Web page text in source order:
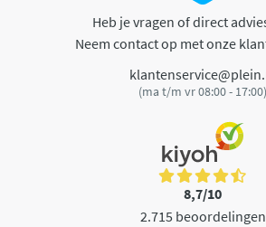
Heb je vragen of direct
Neem contact op met onze
(ma t/m vr 08:00 - 17:00)
8,7/10
2.715 beoordelingen